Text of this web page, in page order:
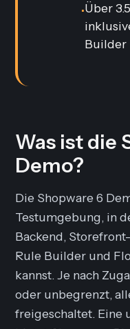
•Über
Builder
Was ist die
Demo?
Die Shopware 6
Testumgebung, in
Backend,
Rule Builder und
kannst. Je nach
oder unbegrenzt,
freigeschaltet. Eine